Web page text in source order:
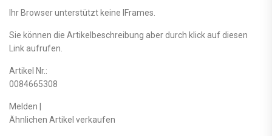
Ihr Browser unterstützt keine IFrames.
Sie können die Artikelbeschreibung aber durch klick auf diesen
Link aufrufen.
Artikel Nr.:
0084665308
Melden |
Ähnlichen Artikel verkaufen